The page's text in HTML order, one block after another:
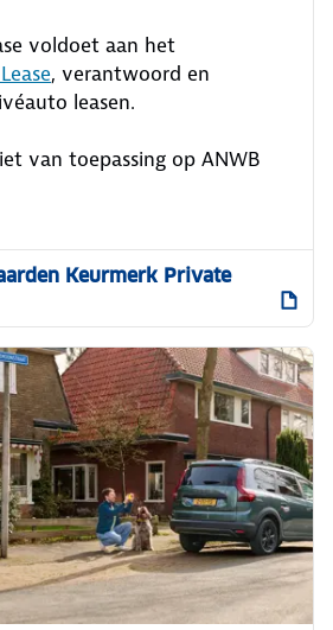
voldoet aan het
, verantwoord en
leasen.
van toepassing op ANWB
Keurmerk Private